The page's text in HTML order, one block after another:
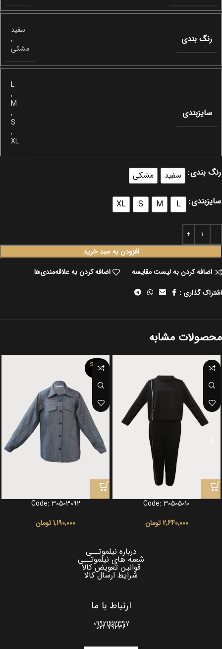
رنگ بندی
سفید
,
مشکی
سایزبندی
L
,
M
,
S
,
XL
رنگ بندی سفید مشکی
سایزبندی L
M
S
XL
افزودن به سبد خرید
اضافه کردن به لیست مقایسه
اضافه کردن به علاقه‌مندی‌ها
اشتراک گذاری :
محصولات مشابه
Code: 30505010
2,640,000 تومان
SOLD
OUT
Code: 30503092
1,190,000تومان
درباره نیلموتــی
شعبه های نیلموتــی
قوانین تعویض کالا
شرایط ارسال کالا
ارتباط با ما
09921612397
021-79236